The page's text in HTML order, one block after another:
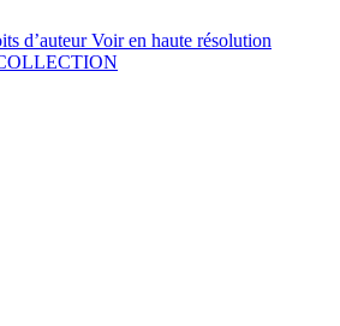
d’auteurVoir en haute résolution